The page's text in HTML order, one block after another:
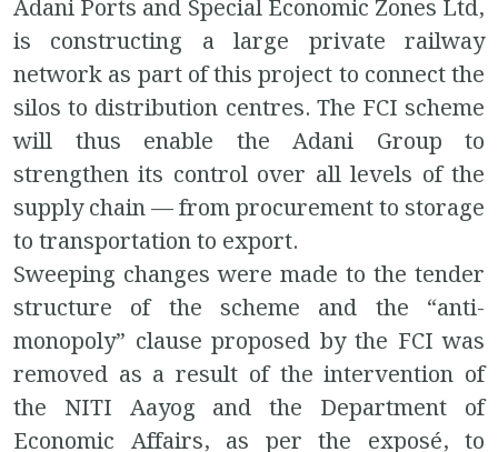
Adani Ports and Special Economic Zones Ltd,
is constructing a large private railway
network as part of this project to connect the
silos to distribution centres. The FCI scheme
will thus enable the Adani Group to
strengthen its control over all levels of the
supply chain — from procurement to storage
to transportation to export.
Sweeping changes were made to the tender
structure of the scheme and the “anti-
monopoly” clause proposed by the FCI was
removed as a result of the intervention of
the NITI Aayog and the Department of
Economic Affairs, as per the exposé, to